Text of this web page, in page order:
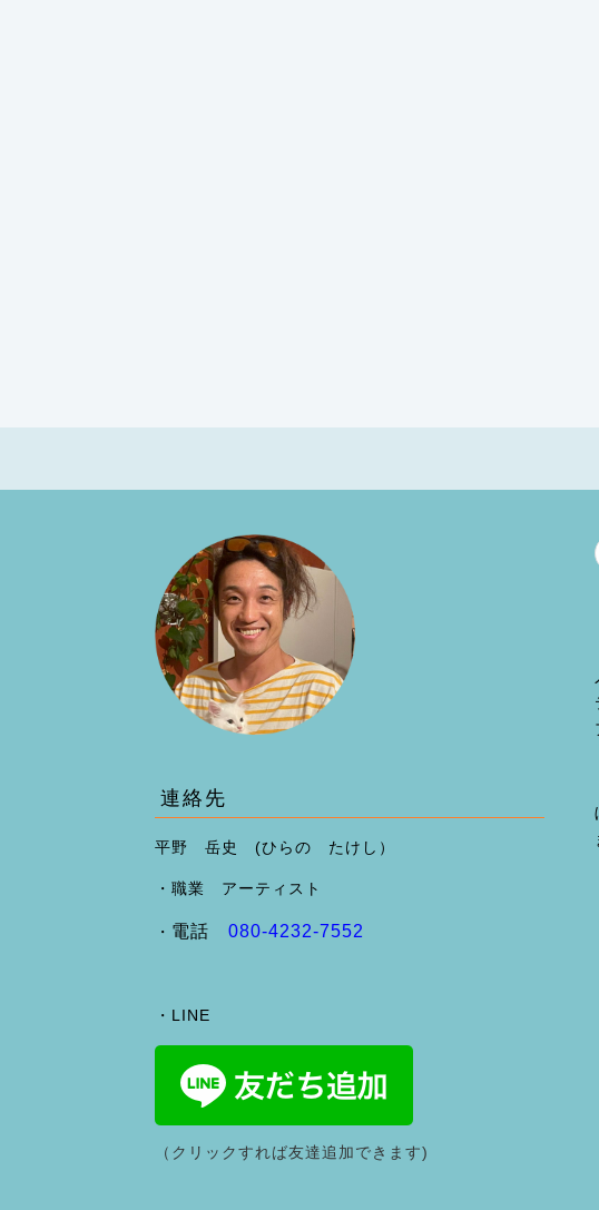
連絡先
平野 岳史 (ひらの たけし）
・職業 アーティスト
・ 電話 080-4232-7552
・LINE
（クリックすれば友達追加できます)